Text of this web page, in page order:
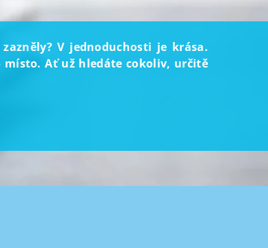
V jednoduchosti je krása.
místo. Ať už hledáte cokoliv, určitě